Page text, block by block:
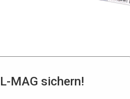
MAG sichern!